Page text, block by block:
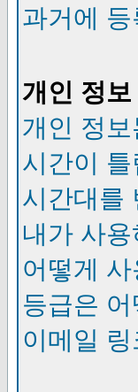
과거에
개인 정보
개인 정
시간이
시간대를
내가 사
어떻게
등급은
이메일